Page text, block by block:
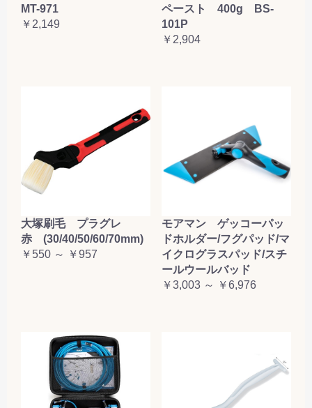
MT-971
￥2,149
ペースト 400g BS-
101P
￥2,904
大塚刷毛 プラグレ
赤 (30/40/50/60/70mm)
￥550 ～ ￥957
モアマン ゲッコーパッ
ドホルダー/フグパッド/マ
イクログラスパッド/スチ
ールウールバッド
￥3,003 ～ ￥6,976